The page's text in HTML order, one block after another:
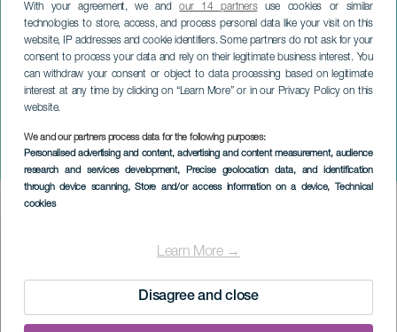
With your agreement, we andour 14 partnersuse cookies or similar
technologies to store, access, and process personal data like your visit on this
website, IP addresses and cookie identifiers. Some partners do not ask for your
consent to process your data and rely on their legitimate business interest. You
can withdraw your consent or object to data processing based on legitimate
interest at any time by clicking on “Learn More” or in our Privacy Policy on this
website.
We and our partners process data for the following purposes:
Personalised advertising and content, advertising and content measurement, audience
research and services development, Precise geolocation data, and identification
through device scanning, Store and/or access information on a device, Technical
cookies
Learn More →
Disagree and close
Det vanvittige
veldedighetsløpet
LA PALMA
Imagen